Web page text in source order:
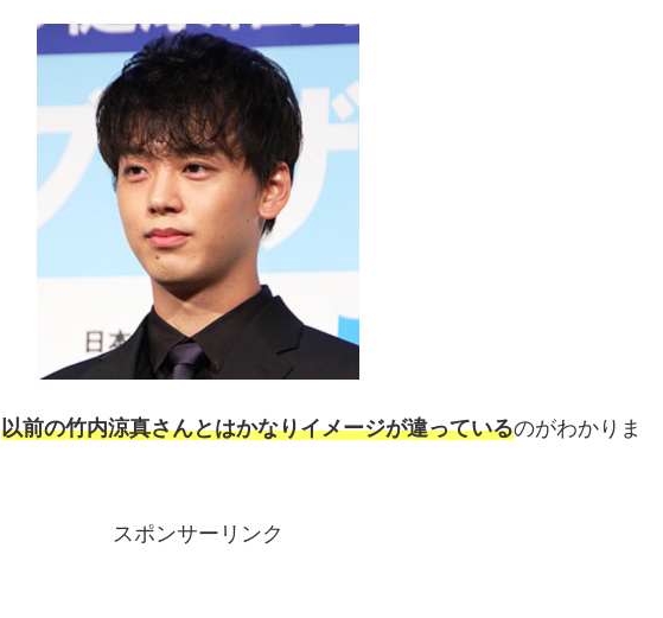
以前の竹内涼真さんとはかなりイメージが違っているのがわかりま
スポンサーリンク